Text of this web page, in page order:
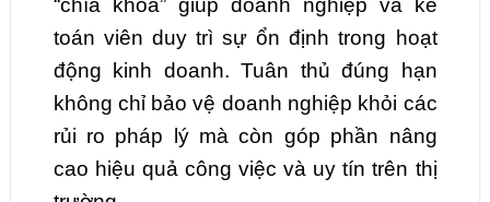
“chìa khóa” giúp doanh nghiệp và kế
toán viên duy trì sự ổn định trong hoạt
động kinh doanh. Tuân thủ đúng hạn
không chỉ bảo vệ doanh nghiệp khỏi các
rủi ro pháp lý mà còn góp phần nâng
cao hiệu quả công việc và uy tín trên thị